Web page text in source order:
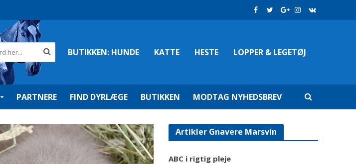
BUTIKKEN:HUNDE KATTE HESTE LOPPER & LEGETØJ
PARTNERE FIND DYRLÆGE BUTIKKEN MODTAG NYHEDSBREV
Artikler Gnavere Marsvin
ABC i rigtig pleje